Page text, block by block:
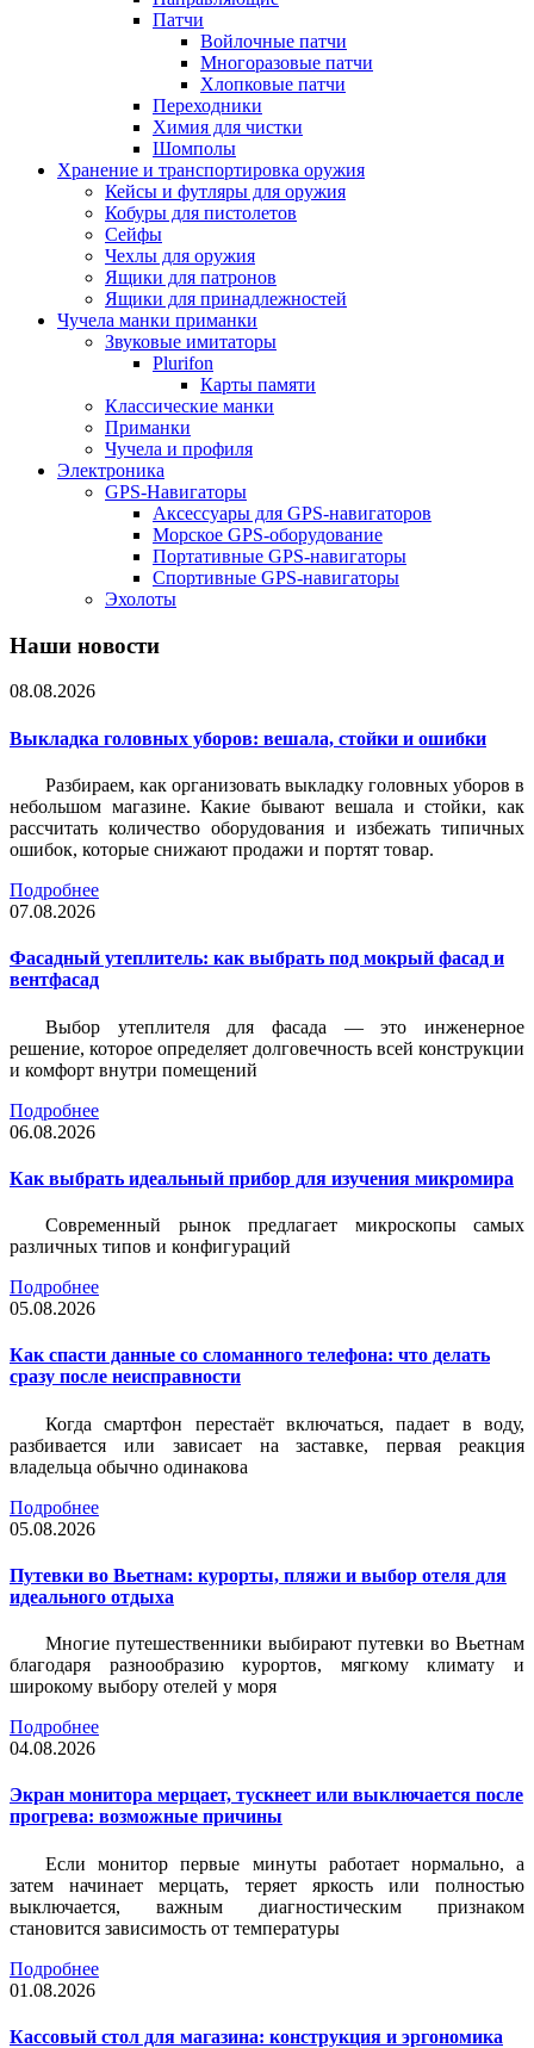
Патчи
Войлочные патчи
Многоразовые патчи
Хлопковые патчи
Переходники
Химия для чистки
Шомполы
Хранение и транспортировка оружия
Кейсы и футляры для оружия
Кобуры для пистолетов
Сейфы
Чехлы для оружия
Ящики для патронов
Ящики для принадлежностей
Чучела манки приманки
Звуковые имитаторы
Plurifon
Карты памяти
Классические манки
Приманки
Чучела и профиля
Электроника
GPS-Навигаторы
Аксессуары для GPS-навигаторов
Морское GPS-оборудование
Портативные GPS-навигаторы
Спортивные GPS-навигаторы
Эхолоты
Наши новости
08.08.2026
Выкладка головных уборов: вешала, стойки и ошибки
Разбираем, как организовать выкладку головных уборов в
небольшом магазине. Какие бывают вешала и стойки, как
рассчитать количество оборудования и избежать типичных
ошибок, которые снижают продажи и портят товар.
Подробнее
07.08.2026
Фасадный утеплитель: как выбрать под мокрый фасад и
вентфасад
Выбор утеплителя для фасада — это инженерное
решение, которое определяет долговечность всей конструкции
и комфорт внутри помещений
Подробнее
06.08.2026
Как выбрать идеальный прибор для изучения микромира
Современный рынок предлагает микроскопы самых
различных типов и конфигураций
Подробнее
05.08.2026
Как спасти данные со сломанного телефона: что делать
сразу после неисправности
Когда смартфон перестаёт включаться, падает в воду,
разбивается или зависает на заставке, первая реакция
владельца обычно одинакова
Подробнее
05.08.2026
Путевки во Вьетнам: курорты, пляжи и выбор отеля для
идеального отдыха
Многие путешественники выбирают путевки во Вьетнам
благодаря разнообразию курортов, мягкому климату и
широкому выбору отелей у моря
Подробнее
04.08.2026
Экран монитора мерцает, тускнеет или выключается после
прогрева: возможные причины
Если монитор первые минуты работает нормально, а
затем начинает мерцать, теряет яркость или полностью
выключается, важным диагностическим признаком
становится зависимость от температуры
Подробнее
01.08.2026
Кассовый стол для магазина: конструкция и эргономика